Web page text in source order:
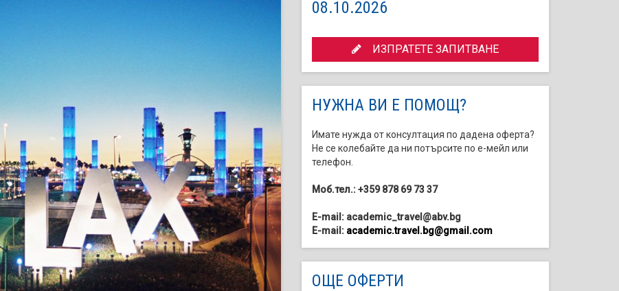
08.10.2026
ИЗПРАТЕТЕ ЗАПИТВАНЕ
НУЖНА ВИ Е ПОМОЩ?
Имате нужда от консултация по дадена оферта?
Не се колебайте да ни потърсите по е-мейл или
телефон.
Моб.тел.: +359 878 69 73 37
E-mail: academic_travel@abv.bg
E-mail: academic.travel.bg@gmail.com
ОЩЕ ОФЕРТИ